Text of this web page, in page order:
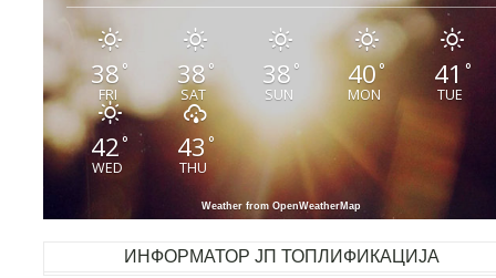
38°
FRI
38°
SAT
38 °
SUN
40°
MON
41 °
TUE
42°
WED
43°
THU
Weather from OpenWeatherMap
ИНФОРМАТОР ЈП ТОПЛИФИКАЦИЈА